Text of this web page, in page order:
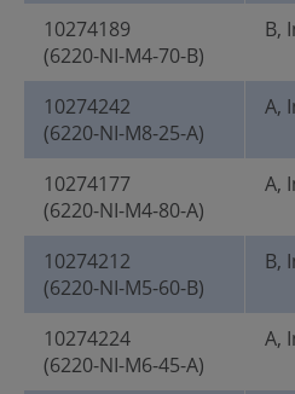
10274189
(6220-NI-M4-70-B)
B,
10274242
(6220-NI-M8-25-A)
A,
10274177
(6220-NI-M4-80-A)
A,
10274212
(6220-NI-M5-60-B)
B,
10274224
(6220-NI-M6-45-A)
A,